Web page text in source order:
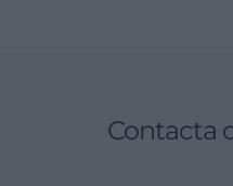
Contacta